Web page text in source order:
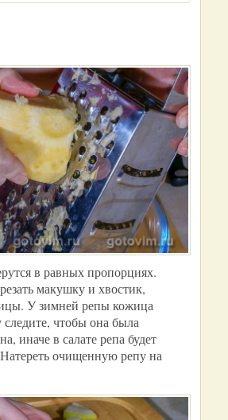
в равных пропорциях.
макушку и хвостик,
У зимней репы кожица
следите, чтобы она была
иначе в салате репа будет
очищенную репу на